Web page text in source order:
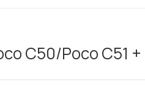
C50/Poco C51